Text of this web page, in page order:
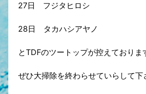
27日 フジタヒロシ
28日 タカハシアヤノ
とTDFのツートップが控えておりま
ぜひ大掃除を終わらせていらして下